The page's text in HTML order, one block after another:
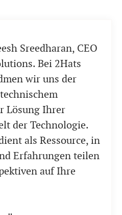
Sreedharan, CEO
Bei 2Hats
wir uns der
Lösung Ihrer
der Technologie.
als Ressource, in
Erfahrungen teilen
auf Ihre